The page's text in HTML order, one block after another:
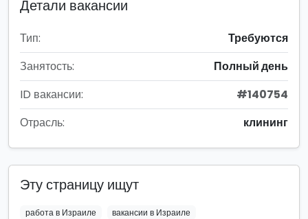
Детали вакансии
Тип:
Требуются
Занятость:
Полный день
ID вакансии:
#140754
Отрасль:
клининг
Эту страницу ищут
работа в Израиле
вакансии в Израиле